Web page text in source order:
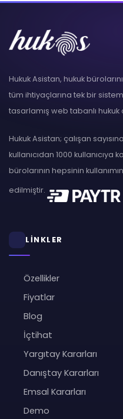
Hukuk Asistan, hukuk
tüm ihtiyaçlarına tek bir
tasarlamış web tabanlı
Hukuk Asistan; çalışan
kullanıcıdan 1000 kullanıcıya
bürolarının hepsinin
edilmiştir.
LİNKLER
Özellikler
Fiyatlar
Blog
İçtihat
Yargıtay Kararları
Danıştay Kararları
Emsal Kararları
Demo